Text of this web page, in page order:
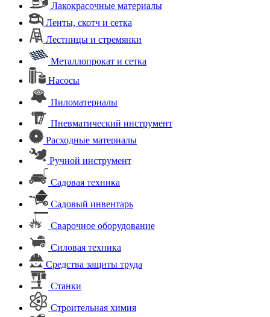
Лакокрасочные материалы
Ленты, скотч и сетка
Лестницы и стремянки
Металлопрокат и сетка
Насосы
Пиломатериалы
Пневматический инструмент
Расходные материалы
Ручной инструмент
Садовая техника
Садовый инвентарь
Сварочное оборудование
Силовая техника
Средства защиты труда
Станки
Строительная химия